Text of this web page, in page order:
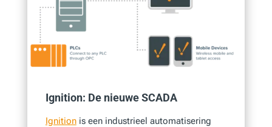
Ignition: De nieuwe SCADA
Ignitionis een industrieel automatisering